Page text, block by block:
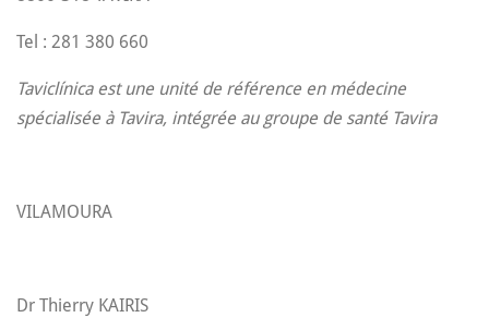
Tel : 281 380 660
Taviclínica est une unité de référence en médecine
spécialisée à Tavira, intégrée au groupe de santé Tavira
VILAMOURA
Dr Thierry KAIRIS